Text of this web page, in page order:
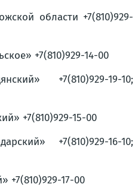
области +7(810)929-
+7(810)929-14-00
+7(810)929-19-10;
+7(810)929-15-00
+7(810)929-16-10;
+7(810)929-17-00